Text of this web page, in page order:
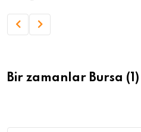
Bir zamanlar Bursa (1)